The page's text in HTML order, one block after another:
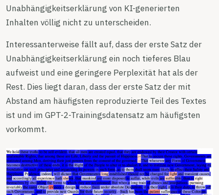
Unabhängigkeitserklärung von KI-generierten
Inhalten völlig nicht zu unterscheiden.
Interessanterweise fällt auf, dass der erste Satz der
Unabhängigkeitserklärung ein noch tieferes Blau
aufweist und eine geringere Perplexität hat als der
Rest. Dies liegt daran, dass der erste Satz der mit
Abstand am häufigsten reproduzierte Teil des Textes
ist und im GPT-2-Trainingsdatensatz am häufigsten
vorkommt.